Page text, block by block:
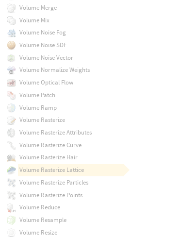
Volume Merge
Volume Mix
Volume Noise Fog
Volume Noise SDF
Volume Noise Vector
Volume Normalize Weights
Volume Optical Flow
Volume Patch
Volume Ramp
Volume Rasterize
Volume Rasterize Attributes
Volume Rasterize Curve
Volume Rasterize Hair
Volume Rasterize Lattice
Volume Rasterize Particles
Volume Rasterize Points
Volume Reduce
Volume Resample
Volume Resize